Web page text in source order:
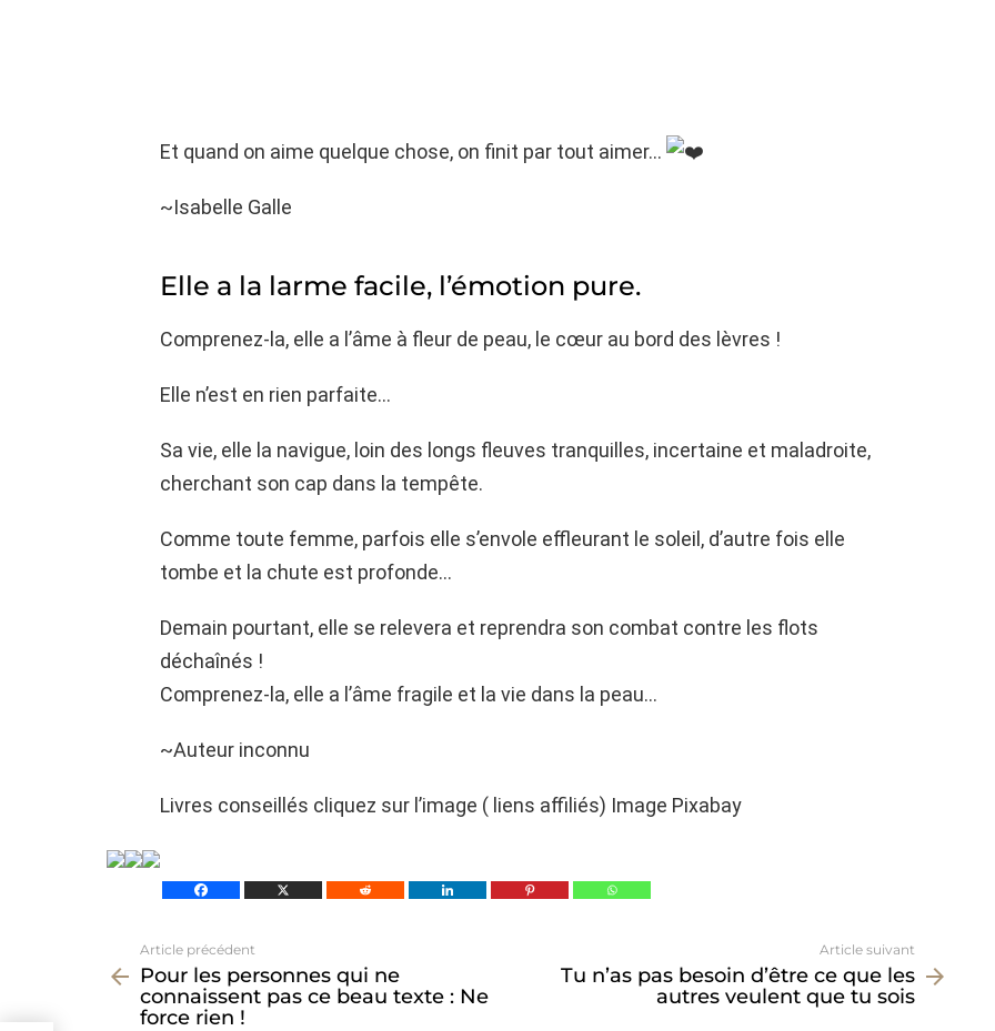
Et quand on aime quelque chose, on finit par tout aimer…
~Isabelle Galle
Elle a la larme facile, l’émotion pure.
Comprenez-la, elle a l’âme à fleur de peau, le cœur au bord des lèvres !
Elle n’est en rien parfaite…
Sa vie, elle la navigue, loin des longs fleuves tranquilles, incertaine et maladroite,
cherchant son cap dans la tempête.
Comme toute femme, parfois elle s’envole effleurant le soleil, d’autre fois elle
tombe et la chute est profonde…
Demain pourtant, elle se relevera et reprendra son combat contre les flots
déchaînés !
Comprenez-la, elle a l’âme fragile et la vie dans la peau…
~Auteur inconnu
Livres conseillés cliquez sur l’image ( liens affiliés) Image Pixabay
plus
Article précédent
Pour les personnes qui ne
connaissent pas ce beau texte : Ne
force rien !
Article suivant
Tu n’as pas besoin d’être ce que les
autres veulent que tu sois